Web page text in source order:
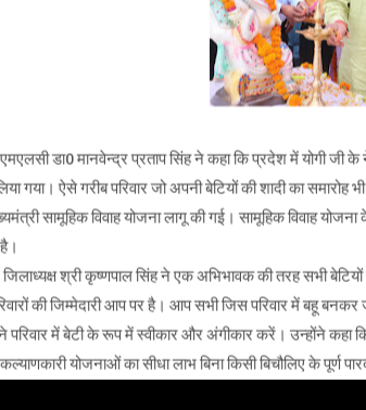
डा0 मानवेन्द्र प्रताप सिंह ने कहा कि प्रदेश में योगी जी
गया। ऐसे गरीब परिवार जो अपनी बेटियों की शादी का
सामूहिक विवाह योजना लागू की गई। सामूहिक विवाह
श्री कृष्णपाल सिंह ने एक अभिभावक की तरह सभी
की जिम्मेदारी आप पर है। आप सभी जिस परिवार में बहू
परिवार में बेटी के रूप में स्वीकार और अंगीकार करें। उन्होंने कहा
योजनाओं का सीधा लाभ बिना किसी बिचौलिए के पूर्ण